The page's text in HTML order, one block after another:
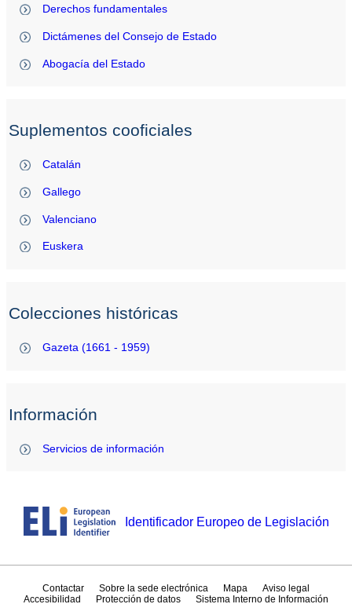
Derechos fundamentales
Dictámenes del Consejo de Estado
Abogacía del Estado
Suplementos cooficiales
Catalán
Gallego
Valenciano
Euskera
Colecciones históricas
Gazeta (1661 - 1959)
Información
Servicios de información
Identificador Europeo de Legislación
Contactar Sobre la sede electrónica Mapa
Aviso legal
Accesibilidad
Protección de datos Sistema Interno de Información